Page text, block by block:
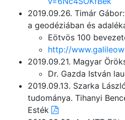
2019.09.26. Timár
a geodéziában és
Eötvös 100
http://
2019.09.21. Magyar
Dr. Gazda István
2019.09.13. Szarka
tudománya. Tihanyi
Esték